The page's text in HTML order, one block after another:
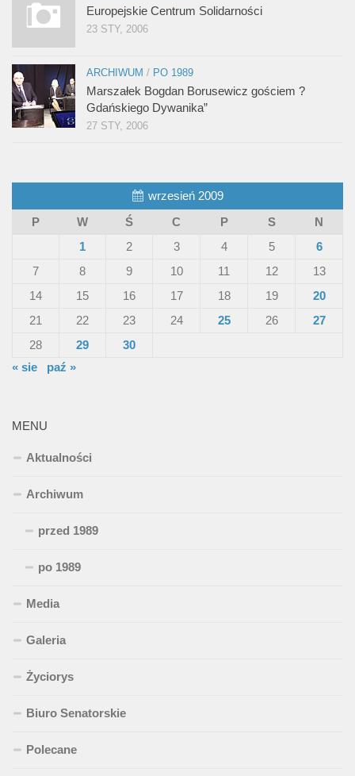
Europejskie Centrum Solidarności
23 STY, 2006
ARCHIWUM / PO 1989
Marszałek Bogdan Borusewicz gościem ?
Gdańskiego Dywanika”
27 STY, 2006
wrzesień 2009
P
W Ś C P S
N
1
2 3 4 5
6
7
8 9 10 11 12
13
14
15 16 17 18 19
20
21
22 23 24 25 26
27
28
29
30
« sie
paź »
MENU
Aktualności
Archiwum
przed 1989
po 1989
Media
Galeria
Życiorys
Biuro Senatorskie
Polecane